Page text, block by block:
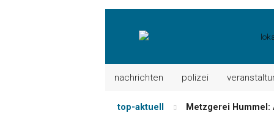
nachrichten polizei
top-aktuell Metzgerei Hummel: